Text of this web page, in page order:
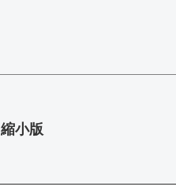
縮小版